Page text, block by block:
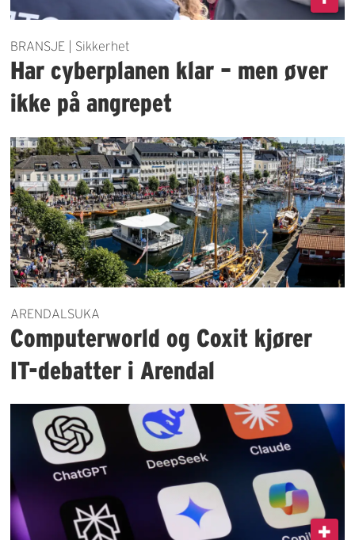
BRANSJE | Sikkerhet
Har cyberplanen klar – men øver
ikke på angrepet
ARENDALSUKA
Computerworld og Coxit kjører
IT-debatter i Arendal